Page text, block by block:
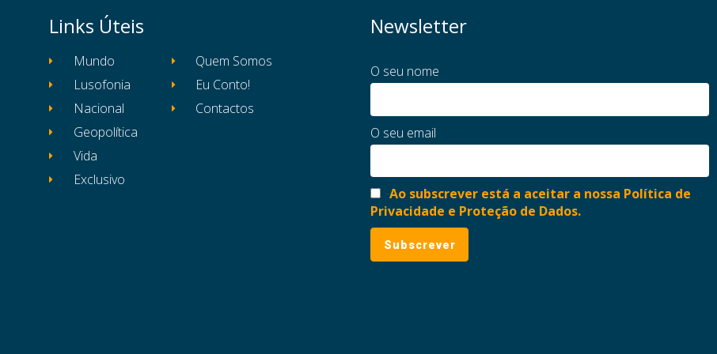
Links Úteis
Mundo
Lusofonia
Nacional
Geopolítica
Vida
Exclusivo
Quem Somos
Eu Conto!
Contactos
Newsletter
O seu nome
O seu email
Ao subscrever está a aceitar a nossa Política de
Privacidade e Proteção de Dados.